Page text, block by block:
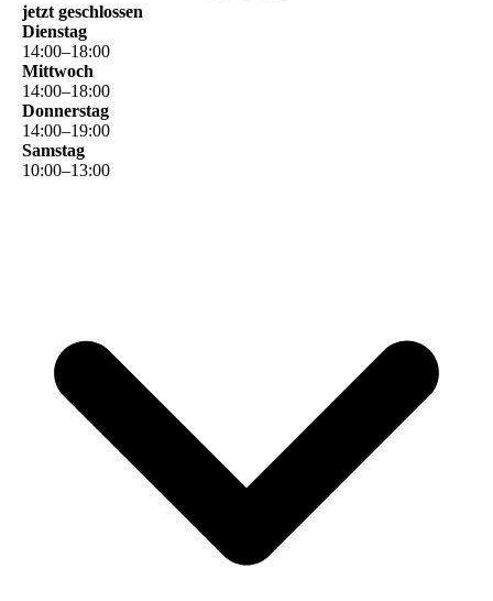
jetzt geschlossen
Dienstag
14:00–18:00
Mittwoch
14:00–18:00
Donnerstag
14:00–19:00
Samstag
10:00–13:00